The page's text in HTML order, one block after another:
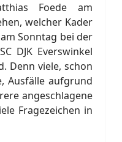
Foede am
welcher Kader
Sonntag bei der
DJK Everswinkel
Denn viele, schon
Ausfälle aufgrund
angeschlagene
Fragezeichen in